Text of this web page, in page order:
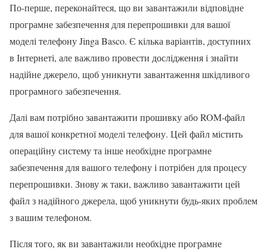
По-перше, переконайтеся, що ви завантажили відповідне
програмне забезпечення для перепрошивки для вашої
моделі телефону Jinga Basco. Є кілька варіантів, доступних
в Інтернеті, але важливо провести дослідження і знайти
надійне джерело, щоб уникнути завантаження шкідливого
програмного забезпечення.
Далі вам потрібно завантажити прошивку або ROM-файл
для вашої конкретної моделі телефону. Цей файл містить
операційну систему та інше необхідне програмне
забезпечення для вашого телефону і потрібен для процесу
перепрошивки. Знову ж таки, важливо завантажити цей
файл з надійного джерела, щоб уникнути будь-яких проблем
з вашим телефоном.
Після того, як ви завантажили необхідне програмне